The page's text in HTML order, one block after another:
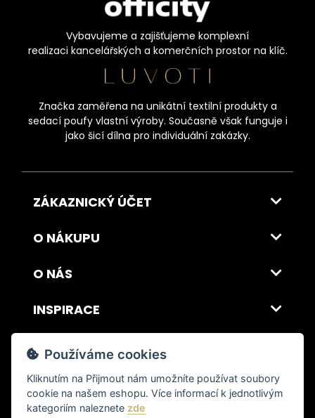
Vybavujeme a zajišťujeme komplexní
realizaci kancelářských a komerčních prostor na klíč.
Značka zaměřena na unikátní textilní produkty a
sedací poufy vlastní výroby. Současně však funguje i
jako šicí dílna pro individuální zakázky.
ZÁKAZNICKÝ ÚČET
O NÁKUPU
O NÁS
INSPIRACE
DOPRAVA A PLATBA
© 2026 ITALSKY INTERIER s.r.o. Vytvořilo INIZIO Internet Media s.r.o.|
nastavení cookies
Používáme cookies
Kliknutím na Přijmout nám umožníte používat soubory
cookie na našem eshopu. Více informací k jednotlivým
kategoriím naleznete zde